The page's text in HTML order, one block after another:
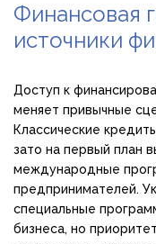
Финансовая
источники
Доступ к
меняет привычные
Классические
зато на первый план
международные
предпринимателей.
специальные
бизнеса, но